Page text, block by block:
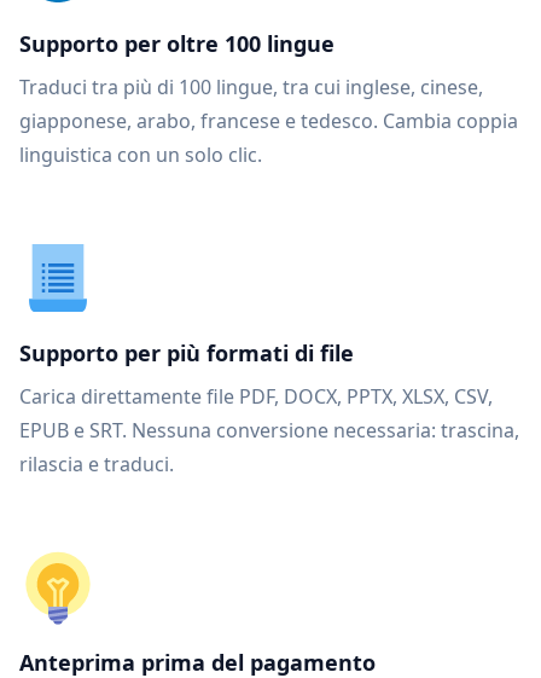
Supporto per oltre 100 lingue
Traduci tra più di 100 lingue, tra cui inglese, cinese,
giapponese, arabo, francese e tedesco. Cambia coppia
linguistica con un solo clic.
Supporto per più formati di file
Carica direttamente file PDF, DOCX, PPTX, XLSX, CSV,
EPUB e SRT. Nessuna conversione necessaria: trascina,
rilascia e traduci.
Anteprima prima del pagamento